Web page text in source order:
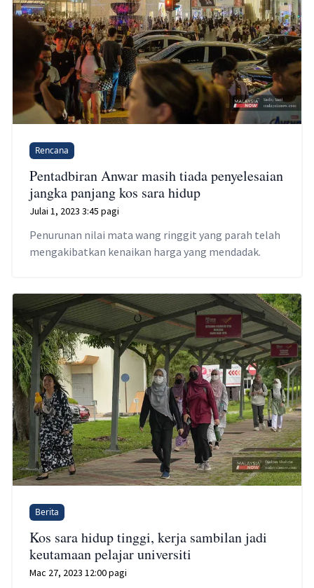
Rencana
Pentadbiran Anwar masih tiada penyelesaian
jangka panjang kos sara hidup
Julai 1, 2023 3:45 pagi
Penurunan nilai mata wang ringgit yang parah telah
mengakibatkan kenaikan harga yang mendadak.
Berita
Kos sara hidup tinggi, kerja sambilan jadi
keutamaan pelajar universiti
Mac 27, 2023 12:00 pagi